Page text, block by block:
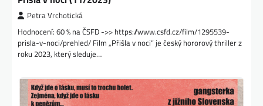
Petra Vrchotická
Hodnocení: 60 % na ČSFD ->> https://www.csfd.cz/film/1295539-
prisla-v-noci/prehled/ Film „Přišla v noci“ je český hororový thriller z
roku 2023, který sleduje…